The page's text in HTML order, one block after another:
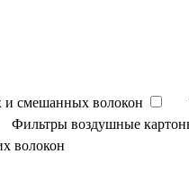
и смешанных волокон
Фильтры воздушные
волокон